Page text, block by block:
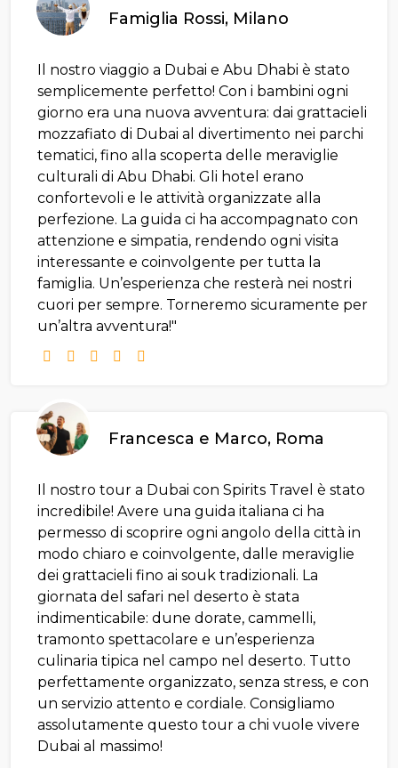
Famiglia Rossi, Milano
Il nostro viaggio a Dubai e Abu Dhabi è stato
semplicemente perfetto! Con i bambini ogni
giorno era una nuova avventura: dai grattacieli
mozzafiato di Dubai al divertimento nei parchi
tematici, fino alla scoperta delle meraviglie
culturali di Abu Dhabi. Gli hotel erano
confortevoli e le attività organizzate alla
perfezione. La guida ci ha accompagnato con
attenzione e simpatia, rendendo ogni visita
interessante e coinvolgente per tutta la
famiglia. Un’esperienza che resterà nei nostri
cuori per sempre. Torneremo sicuramente per
un’altra avventura!"
Francesca e Marco, Roma
Il nostro tour a Dubai con Spirits Travel è stato
incredibile! Avere una guida italiana ci ha
permesso di scoprire ogni angolo della città in
modo chiaro e coinvolgente, dalle meraviglie
dei grattacieli fino ai souk tradizionali. La
giornata del safari nel deserto è stata
indimenticabile: dune dorate, cammelli,
tramonto spettacolare e un’esperienza
culinaria tipica nel campo nel deserto. Tutto
perfettamente organizzato, senza stress, e con
un servizio attento e cordiale. Consigliamo
assolutamente questo tour a chi vuole vivere
Dubai al massimo!